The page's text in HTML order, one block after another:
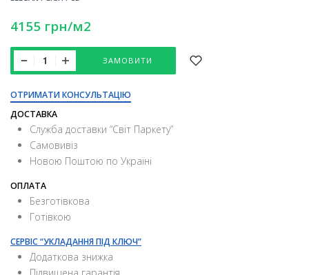
4155 грн/м2
ЗАМОВИТИ
ОТРИМАТИ КОНСУЛЬТАЦІЮ
ДОСТАВКА
Служба доставки “Свiт Паркету”
Самовивіз
Новою Поштою по Україні
ОПЛАТА
Безготівкова
Готівкою
СЕРВІС “УКЛАДАННЯ ПІД КЛЮЧ”
Додаткова знижка